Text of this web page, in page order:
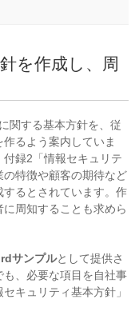
を作成し、周
関する基本方針を、従
るよう案内していま
録2「情報セキュリテ
の特徴や顧客の期待など
るとされています。作
周知することも求めら
サンプルとして提供さ
、必要な項目を自社事
キュリティ基本方針」